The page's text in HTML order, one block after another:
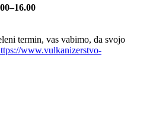
termin, vas vabimo, da svojo
www.vulkanizerstvo-